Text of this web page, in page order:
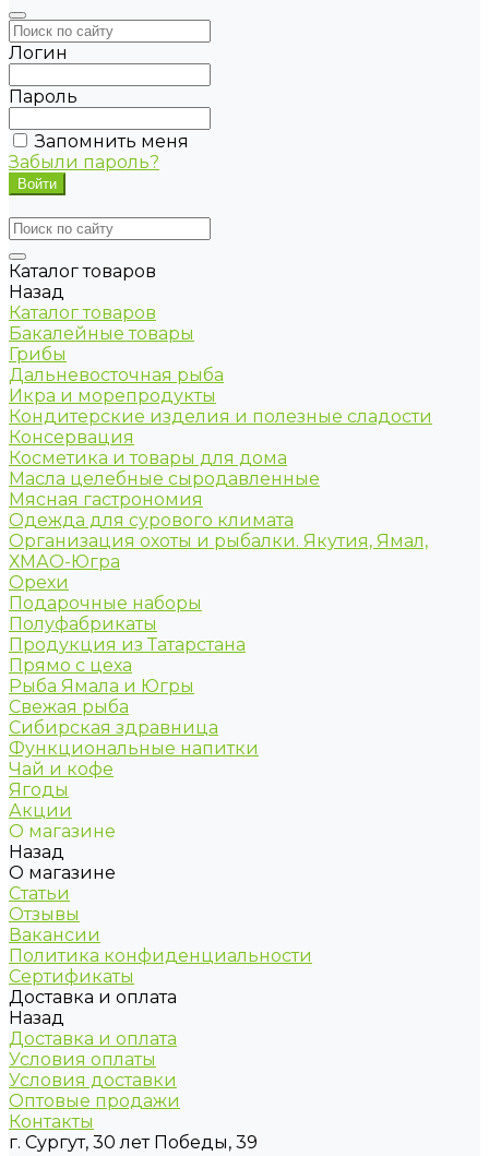
Логин
Пароль
Запомнить меня
Забыли пароль?
Каталог товаров
Назад
Каталог товаров
Бакалейные товары
Грибы
Дальневосточная рыба
Икра и морепродукты
Кондитерские изделия и полезные сладости
Консервация
Косметика и товары для дома
Масла целебные сыродавленные
Мясная гастрономия
Одежда для сурового климата
Организация охоты и рыбалки. Якутия, Ямал,
ХМАО-Югра
Орехи
Подарочные наборы
Полуфабрикаты
Продукция из Татарстана
Прямо с цеха
Рыба Ямала и Югры
Свежая рыба
Сибирская здравница
Функциональные напитки
Чай и кофе
Ягоды
Акции
О магазине
Назад
О магазине
Статьи
Отзывы
Вакансии
Политика конфиденциальности
Сертификаты
Доставка и оплата
Назад
Доставка и оплата
Условия оплаты
Условия доставки
Оптовые продажи
Контакты
г. Сургут, 30 лет Победы, 39